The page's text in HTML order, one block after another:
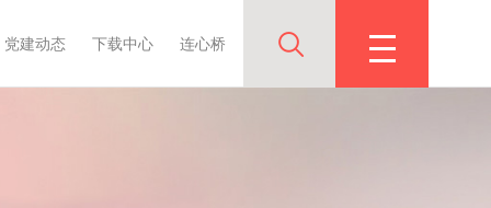
党建动态 下载中心 连心桥